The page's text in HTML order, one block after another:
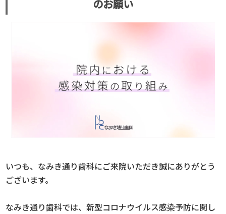
のお願い
いつも、なみき通り歯科にご来院いただき誠にありがとう
ございます。
なみき通り歯科では、新型コロナウイルス感染予防に関し